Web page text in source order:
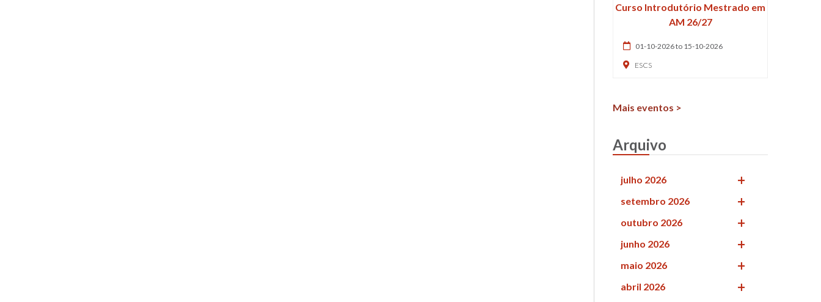
Curso Introdutório Mestrado em
AM 26/27
01-10-2026 to 15-10-2026
ESCS
Mais eventos >
Arquivo
julho 2026
setembro 2026
outubro 2026
junho 2026
maio 2026
abril 2026